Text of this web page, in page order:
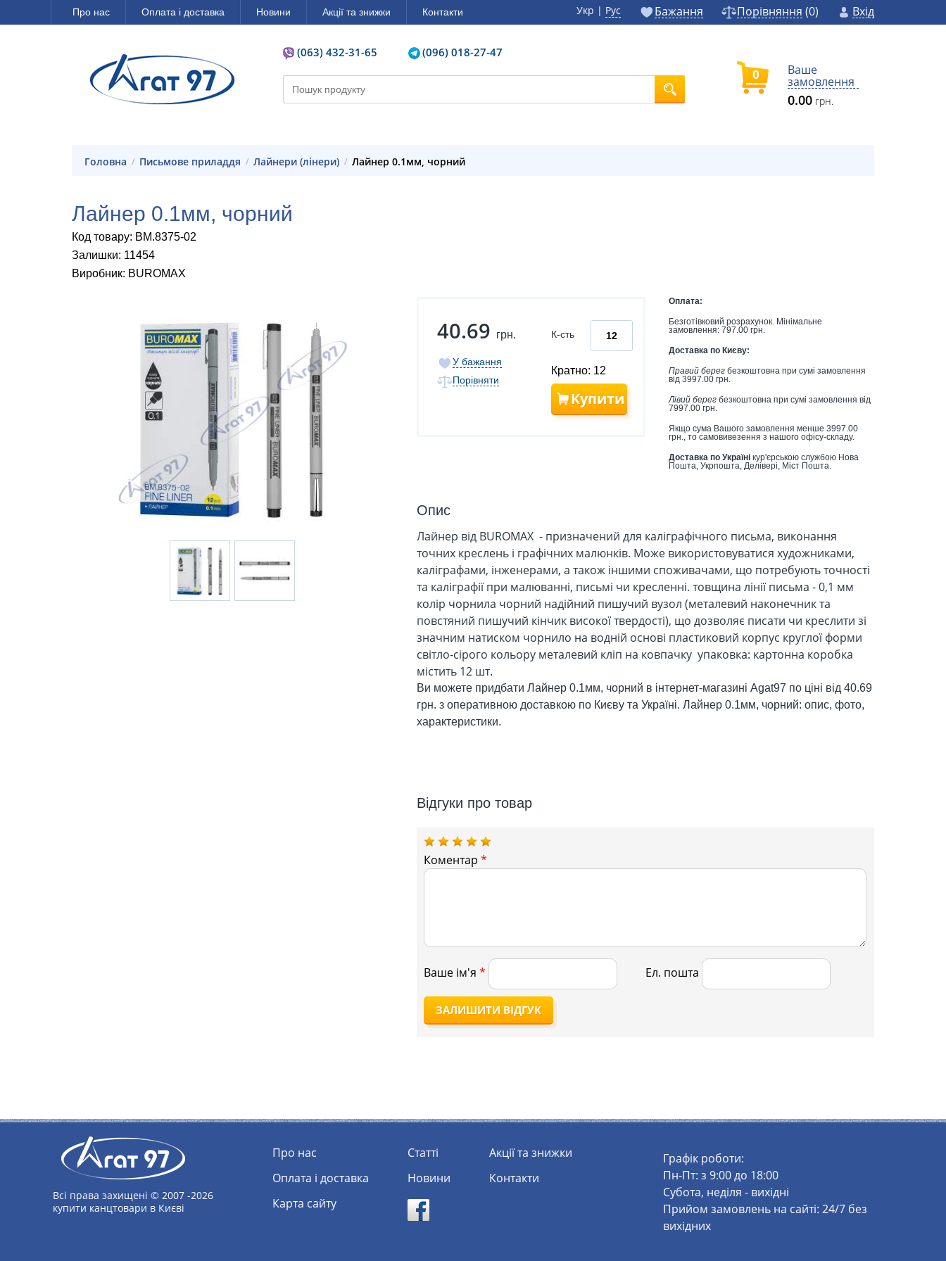
Про нас Оплата і доставка Новини Акції та знижки Контакти Укр | Рус Бажання Порівняння (0) Вхід
(063) 432-31-65 (096) 018-27-47
0 Ваше
замовлення
0.00грн.
Головна Письмове приладдя Лайнери (лінери) Лайнер 0.1мм, чорний
Лайнер 0.1мм, чорний
Код товару: BM.8375-02
Залишки: 11454
Виробник: BUROMAX
40.69 грн.
У бажання
Порівняти
К-сть
Кратно: 12
Купити
Оплата:
Безготівковий розрахунок. Мінімальне
замовлення: 797.00 грн.
Доставка по Києву:
Правий берегбезкоштовна при сумі замовлення
від 3997.00 грн.
Лівий берегбезкоштовна при сумі замовлення від
7997.00 грн.
Якщо сума Вашого замовлення менше 3997.00
грн., то самовивезення з нашого офісу-складу.
Доставка по Українікур'єрською службою Нова
Пошта, Укрпошта, Делівері, Міст Пошта.
Опис
Лайнер від BUROMAX - призначений для каліграфічного письма, виконання
точних креслень і графічних малюнків. Може використовуватися художниками,
каліграфами, інженерами, а також іншими споживачами, що потребують точності
та каліграфії при малюванні, письмі чи кресленні. товщина лінії письма - 0,1 мм
колір чорнила чорний надійний пишучий вузол (металевий наконечник та
повстяний пишучий кінчик високої твердості), що дозволяє писати чи креслити зі
значним натиском чорнило на водній основі пластиковий корпус круглої форми
світло-сірого кольору металевий кліп на ковпачку упаковка: картонна коробка
містить 12 шт.
Ви можете придбати Лайнер 0.1мм, чорний в інтернет-магазині Agat97 по ціні від 40.69
грн. з оперативною доставкою по Києву та Україні. Лайнер 0.1мм, чорний: опис, фото,
характеристики.
Відгуки про товар
Коментар*
Ваше ім'я* Ел. пошта
ЗАЛИШИТИ ВІДГУК
Всі права захищені © 2007 -2026
купити канцтовари в Києві
Графік роботи:
Пн-Пт: з 9:00 до 18:00
Субота, неділя - вихідні
Прийом замовлень на сайті: 24/7 без
вихідних
Про нас
Оплата і доставка
Карта сайту
статті
Новини
Акції та знижки
Контакти